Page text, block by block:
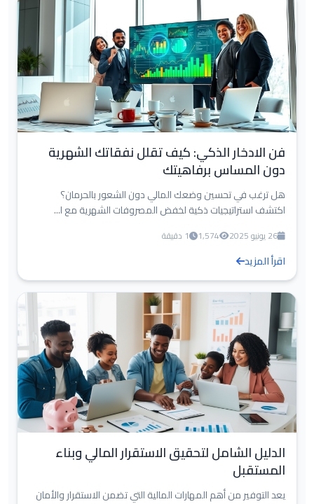
فن الادخار الذكي: كيف تقلل نفقاتك الشهرية
دون المساس برفاهيتك
هل ترغب في تحسين وضعك المالي دون الشعور بالحرمان؟
اكتشف استراتيجيات ذكية لخفض المصروفات الشهرية مع ا...
26 يونيو 2025 1,574 1 دقيقة
اقرأ المزيد
الدليل الشامل لتحقيق الاستقرار المالي وبناء
المستقبل
يعد التوفير من أهم المهارات المالية التي تضمن الاستقرار والأمان